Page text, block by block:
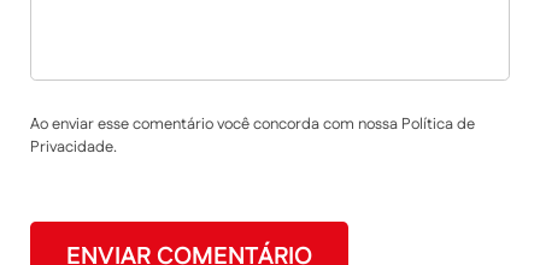
Ao enviar esse comentário você concorda com nossa Política de
Privacidade.